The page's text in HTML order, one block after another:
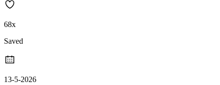
68x
Saved
13-5-2026